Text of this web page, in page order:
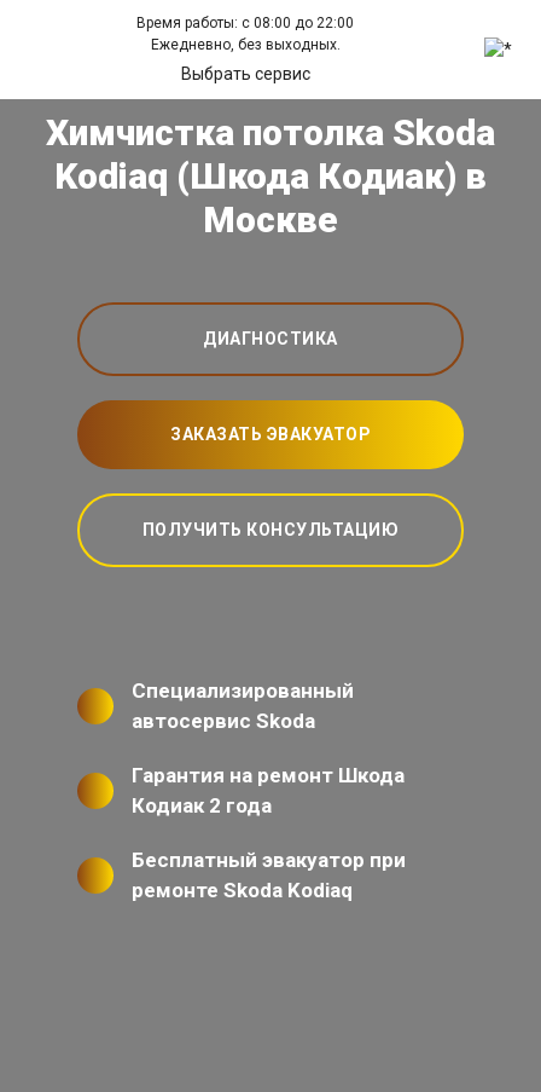
Время работы: с 08:00 до 22:00
Ежедневно, без выходных.
Выбрать сервис
Химчистка потолка Skoda
Kodiaq (Шкода Кодиак) в
Москве
ДИАГНОСТИКА
ЗАКАЗАТЬ ЭВАКУАТОР
ПОЛУЧИТЬ КОНСУЛЬТАЦИЮ
Специализированный
автосервис Skoda
Гарантия на ремонт Шкода
Кодиак 2 года
Бесплатный эвакуатор при
ремонте Skoda Kodiaq